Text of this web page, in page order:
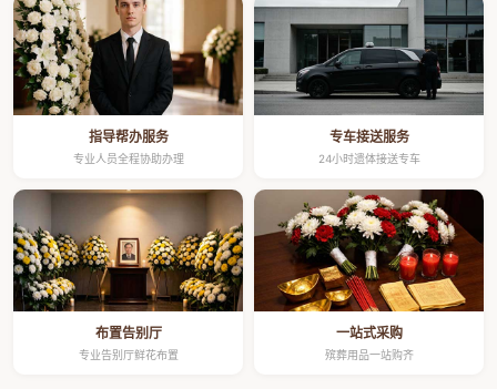
指导帮办服务
专业人员全程协助办理
专车接送服务
24小时遗体接送专车
布置告别厅
专业告别厅鲜花布置
一站式采购
殡葬用品一站购齐